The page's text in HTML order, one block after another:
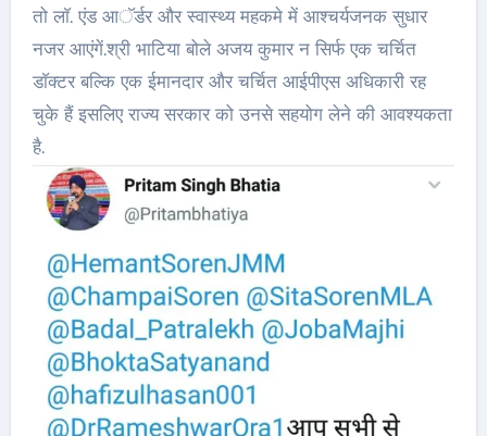
तो लाॅ. एंड आॅर्डर और स्वास्थ्य महकमे में आश्चर्यजनक सुधार
नजर आएंगें.श्री भाटिया बोले अजय कुमार न सिर्फ एक चर्चित
डाॅक्टर बल्कि एक ईमानदार और चर्चित आईपीएस अधिकारी रह
चुके हैं इसलिए राज्य सरकार को उनसे सहयोग लेने की आवश्यकता
है.